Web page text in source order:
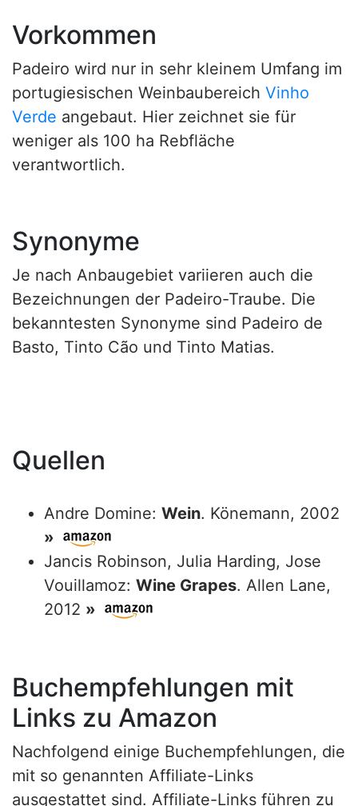
Vorkommen
Padeiro wird nur in sehr kleinem Umfang im
portugiesischen Weinbaubereich Vinho
Verde angebaut. Hier zeichnet sie für
weniger als 100 ha Rebfläche
verantwortlich.
Synonyme
Je nach Anbaugebiet variieren auch die
Bezeichnungen der Padeiro-Traube. Die
bekanntesten Synonyme sind Padeiro de
Basto, Tinto Cão und Tinto Matias.
Quellen
Andre Domine: Wein. Könemann, 2002
»
Jancis Robinson, Julia Harding, Jose
Vouillamoz: Wine Grapes. Allen Lane,
2012 »
Buchempfehlungen mit
Links zu Amazon
Nachfolgend einige Buchempfehlungen, die
mit so genannten Affiliate-Links
ausgestattet sind. Affiliate-Links führen zu